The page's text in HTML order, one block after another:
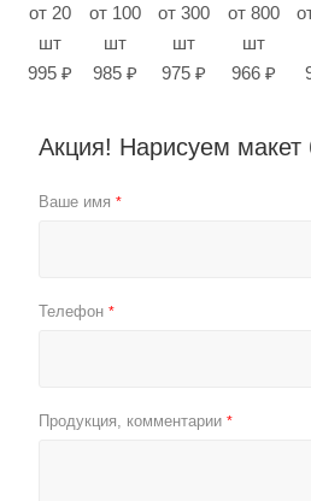
от 20
шт
995 ₽
от 100
шт
985 ₽
от 300
шт
975 ₽
от 800
шт
966 ₽
Акция! Нарисуем макет
Ваше имя *
Телефон *
Продукция, комментарии *